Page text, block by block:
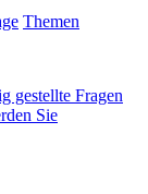
Themen
gestellte Fragen
Sie